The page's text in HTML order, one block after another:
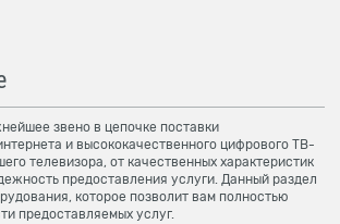
звено в цепочке поставки
и высококачественного цифрового ТВ-
телевизора, от качественных характеристик
предоставления услуги. Данный раздел
которое позволит вам полностью
предоставляемых услуг.